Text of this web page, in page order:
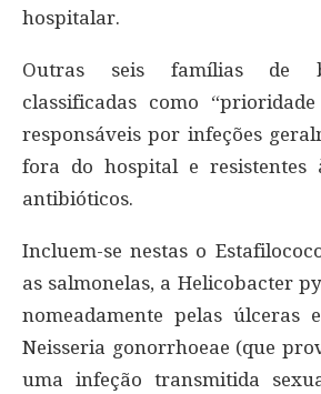
hospitalar.
Outras seis famílias de
classificadas como
responsáveis por infeções
fora do hospital e resistentes
antibióticos.
Incluem-se nestas o
as salmonelas, a Helicobacter
nomeadamente pelas úlceras
Neisseria gonorrhoeae (que
uma infeção transmitida